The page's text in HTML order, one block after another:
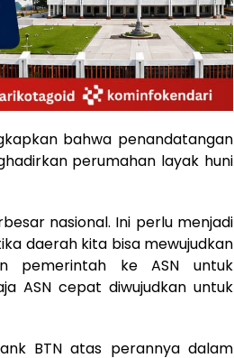
bahwa penandatangan
perumahan layak huni
nasional. Ini perlu menjadi
daerah kita bisa mewujudkan
pemerintah ke ASN untuk
ASN cepat diwujudkan untuk
BTN atas perannya dalam